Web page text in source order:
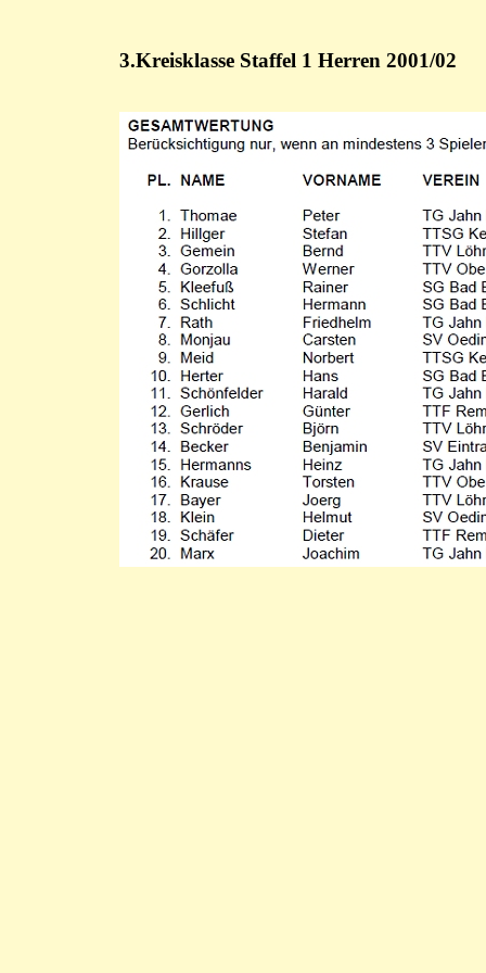
3.Kreisklasse Staffel 1 Herren 2001/02